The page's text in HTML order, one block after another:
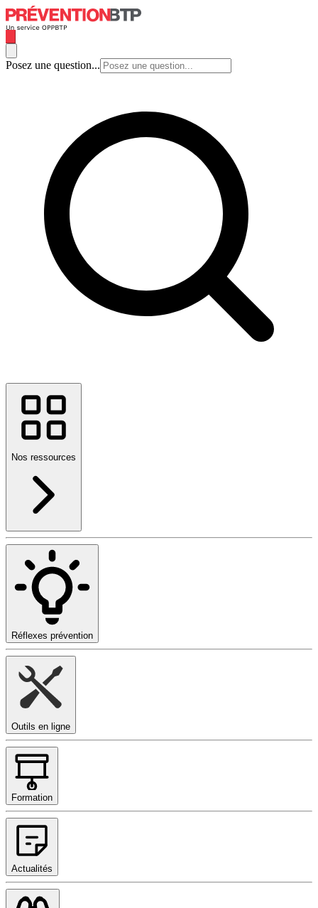
Posez une question...
Nos ressources
Réflexes prévention
Outils en ligne
Formation
Actualités